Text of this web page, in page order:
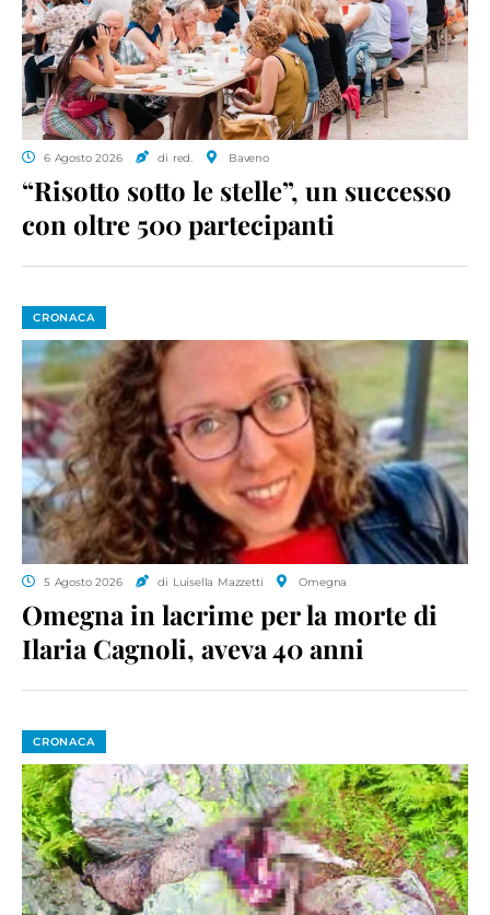
6 Agosto 2026 di red. Baveno
“Risotto sotto le stelle”, un successo
con oltre 500 partecipanti
CRONACA
5 Agosto 2026 di Luisella Mazzetti Omegna
Omegna in lacrime per la morte di
Ilaria Cagnoli, aveva 40 anni
CRONACA